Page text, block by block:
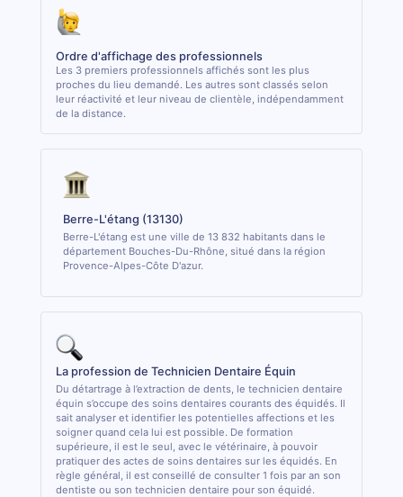
Ordre d'affichage des professionnels
Les 3 premiers professionnels affichés sont les plus
proches du lieu demandé. Les autres sont classés selon
leur réactivité et leur niveau de clientèle, indépendamment
de la distance.
Berre-L'étang (13130)
Berre-L'étang est une ville de 13 832 habitants dans le
département Bouches-Du-Rhône, situé dans la région
Provence-Alpes-Côte D'azur.
La profession de Technicien Dentaire Équin
Du détartrage à l’extraction de dents, le technicien dentaire
équin s’occupe des soins dentaires courants des équidés. Il
sait analyser et identifier les potentielles affections et les
soigner quand cela lui est possible. De formation
supérieure, il est le seul, avec le vétérinaire, à pouvoir
pratiquer des actes de soins dentaires sur les équidés. En
règle général, il est conseillé de consulter 1 fois par an son
dentiste ou son technicien dentaire pour son équidé.